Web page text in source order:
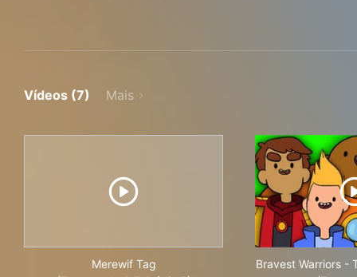
Vídeos (7) Mais
Merewif Tag
Bravest Warriors -